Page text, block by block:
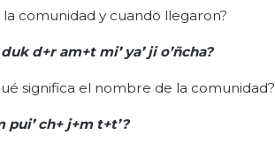
comunidad y cuando llegaron?
duk d+r am+tmi’ ya’ jio’ñcha?
significa el nombre de la comunidad?
pui’ ch+ j+m t+t’?